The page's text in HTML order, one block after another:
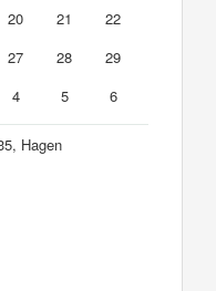
20 21
22
27 28
29
4 5 6
Hagen